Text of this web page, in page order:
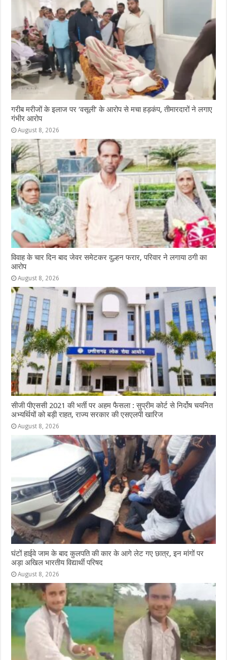
गरीब मरीजों के इलाज पर ‘वसूली’ के आरोप से मचा हड़कंप, तीमारदारों ने लगाए
गंभीर आरोप
August 8, 2026
विवाह के चार दिन बाद जेवर समेटकर दुल्हन फरार, परिवार ने लगाया ठगी का
आरोप
August 8, 2026
सीजी पीएससी 2021 की भर्ती पर अहम फैसला : सुप्रीम कोर्ट से निर्दोष चयनित
अभ्यर्थियों को बड़ी राहत, राज्य सरकार की एसएलपी खारिज
August 8, 2026
घंटों हाईवे जाम के बाद कुलपति की कार के आगे लेट गए छात्र, इन मांगों पर
अड़ा अखिल भारतीय विद्यार्थी परिषद
August 8, 2026